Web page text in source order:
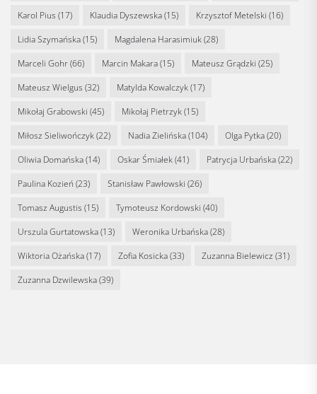
Karol Pius (17) Klaudia Dyszewska(15) Krzysztof Metelski (16)
Lidia Szymańska(15) Magdalena Harasimiuk(28)
Marceli Gohr(66) Marcin Makara(15) Mateusz Grądzki (25)
Mateusz Wielgus (32) Matylda Kowalczyk(17)
Mikołaj Grabowski (45) Mikołaj Pietrzyk(15)
Miłosz Sieliwończyk(22) Nadia Zielińska(104) Olga Pytka(20)
Oliwia Domańska(14) Oskar Śmiałek(41) Patrycja Urbańska(22)
Paulina Kozień (23) Stanisław Pawłowski (26)
Tomasz Augustis (15) Tymoteusz Kordowski (40)
Urszula Gurtatowska(13) Weronika Urbańska(28)
Wiktoria Ożańska(17) Zofia Kosicka(33) Zuzanna Bielewicz (31)
Zuzanna Dzwilewska(39)